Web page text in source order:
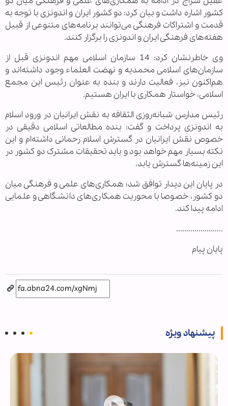
کشور اشاره داشت و بیان کرد: دو کشور ایران و اندونزی با توجه به
قدمت و اشتراکات فرهنگی می‌توانند برنامه‌های متنوعی از قبیل
هفته‌های فرهنگی ایران و اندونزی را برگزار کنند.
وی خاطرنشان کرد: 14 سازمان اسلامی مهم اندونزی قبل از
سازمان‌های اسلامی محمدیه و نهضت العلماء وجود داشته‌اند و
هم‌اکنون نیز، فعالیت دارند و بنده به عنوان رئیس این مجمع
اسلامی، خواستار همکاری با ایران هستیم.
رئیس مدارس شبانه‌روزی الثقافه به نقش ایرانیان در ورود اسلام
به اندونزی پرداخت و گفت: بنده مطالعاتی اسلامی دقیقی در
خصوص نقش ایرانیان در گسترش اسلام رحمانی داشته‌ام و این
نکته بسیار مهم خواهد بود و باید تحقیقات مشترک دو کشور در
این زمینه‌ها گسترش یابد.
در پایان این دیدار توافق شد؛ همکاری‌های علمی و فرهنگی میان
دو کشور، خصوصا با محوریت همکاری‌های دانشگاهی و علمایی
ادامه پیدا کند.
.......................
پایان پیام
پیشنهاد ویژه